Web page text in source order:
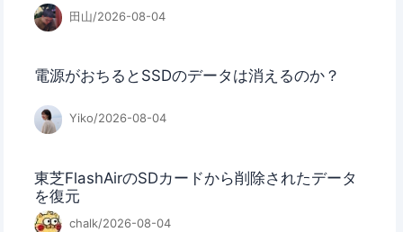
田山/2026-08-04
電源がおちるとSSDのデータは消えるのか？
Yiko/2026-08-04
東芝FlashAirのSDカードから削除されたデータ
を復元
chalk/2026-08-04